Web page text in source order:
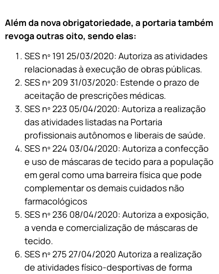
Além da nova obrigatoriedade, a portaria também
revoga outras oito, sendo elas:
SES nº 191 25/03/2020: Autoriza as atividades
relacionadas à execução de obras públicas.
SES nº 209 31/03/2020: Estende o prazo de
aceitação de prescrições médicas.
SES nº 223 05/04/2020: Autoriza a realização
das atividades listadas na Portaria
profissionais autônomos e liberais de saúde.
SES nº 224 03/04/2020: Autoriza a confecção
e uso de máscaras de tecido para a população
em geral como uma barreira física que pode
complementar os demais cuidados não
farmacológicos
SES nº 236 08/04/2020: Autoriza a exposição,
a venda e comercialização de máscaras de
tecido.
SES nº 275 27/04/2020 Autoriza a realização
de atividades físico-desportivas de forma